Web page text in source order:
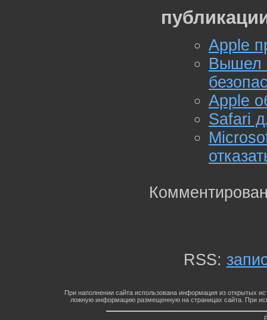
Apple
Вышел
Apple
Safari
RSS:
При наполнении сайта использована информация из открытых
ложную информацию размещенную на страницах сайта. При